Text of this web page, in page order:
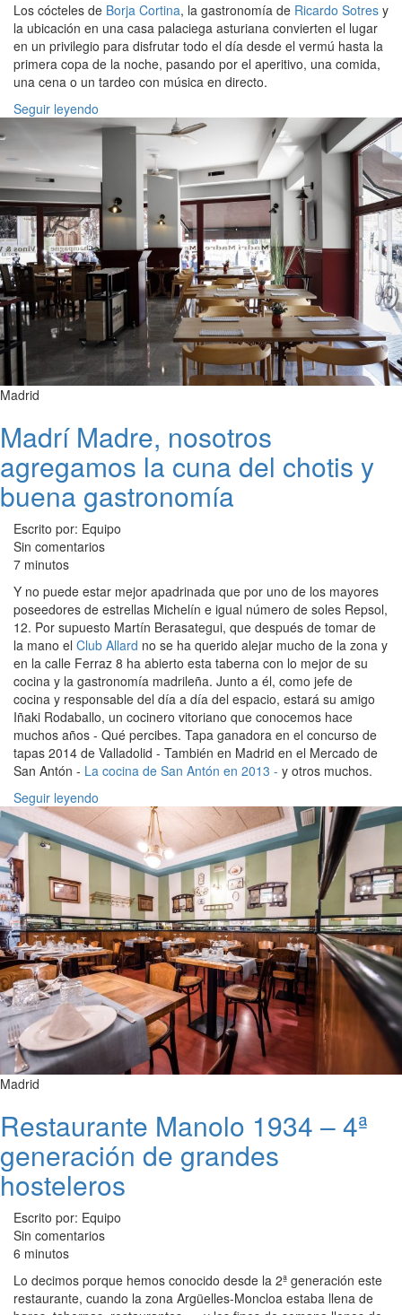
Los cócteles de Borja Cortina, la gastronomía de Ricardo Sotres y
la ubicación en una casa palaciega asturiana convierten el lugar
en un privilegio para disfrutar todo el día desde el vermú hasta la
primera copa de la noche, pasando por el aperitivo, una comida,
una cena o un tardeo con música en directo.
Seguir leyendo
Madrid
Madrí Madre, nosotros
agregamos la cuna del chotis y
buena gastronomía
Escrito por: Equipo
Sin comentarios
7 minutos
Y no puede estar mejor apadrinada que por uno de los mayores
poseedores de estrellas Michelín e igual número de soles Repsol,
12. Por supuesto Martín Berasategui, que después de tomar de
la mano el Club Allard no se ha querido alejar mucho de la zona y
en la calle Ferraz 8 ha abierto esta taberna con lo mejor de su
cocina y la gastronomía madrileña. Junto a él, como jefe de
cocina y responsable del día a día del espacio, estará su amigo
Iñaki Rodaballo, un cocinero vitoriano que conocemos hace
muchos años - Qué percibes. Tapa ganadora en el concurso de
tapas 2014 de Valladolid - También en Madrid en el Mercado de
San Antón - La cocina de San Antón en 2013 - y otros muchos.
Seguir leyendo
Madrid
Restaurante Manolo 1934 – 4ª
generación de grandes
hosteleros
Escrito por: Equipo
Sin comentarios
6 minutos
Lo decimos porque hemos conocido desde la 2ª generación este
restaurante, cuando la zona Argüelles-Moncloa estaba llena de